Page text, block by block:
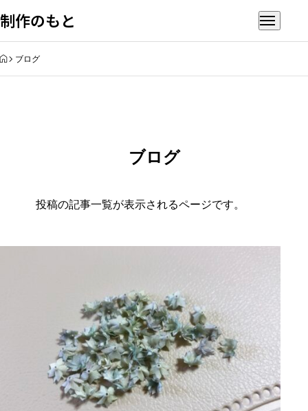
制作のもと
HOME
ブログ
ブログ
投稿の記事一覧が表示されるページです。